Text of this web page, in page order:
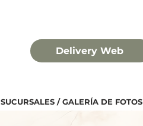
Delivery Web
SUCURSALES / GALERÍA DE FOTOS